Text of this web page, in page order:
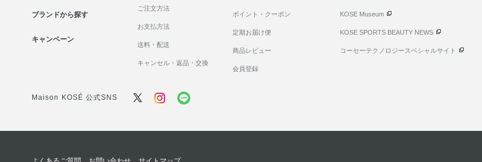
ブランドから探す
キャンペーン
ご注文方法
お支払方法
送料・配送
キャンセル・返品・交換
ポイント・クーポン
定期お届け便
商品レビュー
会員登録
KOSE Museum
KOSE SPORTS BEAUTY NEWS
コーセーテクノロジースペシャルサイト
Maison KOSÉ 公式SNS